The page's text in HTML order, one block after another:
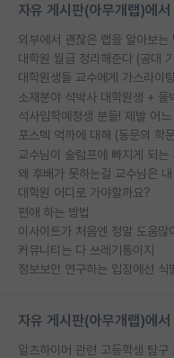
자유 게시판(아무개랩)에
외부에서 괜찮은 랩을 알아보는
대학원 월급 정리해준다 (공대
소재분야 석박사 대학원생 + 물
교수님이 슬럼프에 빠지게 되는
대학원 어디로 가야할까요?
편애 하는 방법
이사이트가 처음엔 정말 도움많
커뮤니티는 다 쓰레기통이지
자유 게시판(아무개랩)에
알츠하이머 관련 고등학생 탐구